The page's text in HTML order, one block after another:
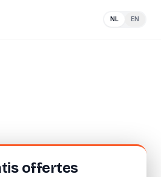
NL EN
offertes